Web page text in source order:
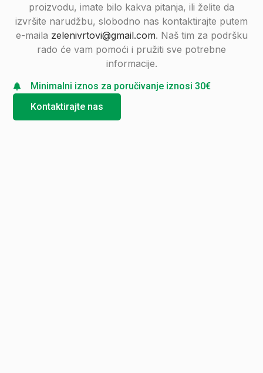
proizvodu, imate bilo kakva pitanja, ili želite da
izvršite narudžbu, slobodno nas kontaktirajte putem
e-maila zelenivrtovi@gmail.com. Naš tim za podršku
rado će vam pomoći i pružiti sve potrebne
informacije.
Minimalni iznos za poručivanje iznosi 30€
Kontaktirajte nas